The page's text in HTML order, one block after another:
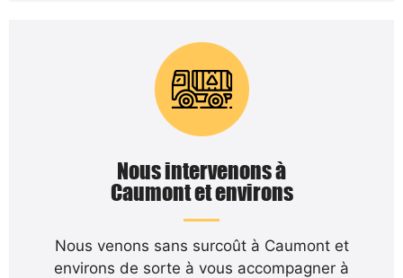
Nous intervenons à
Caumont et environs
Nous venons sans surcoût à Caumont et
environs de sorte à vous accompagner à